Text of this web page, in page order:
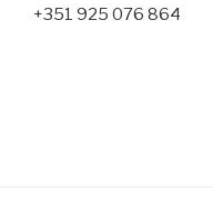
+351 925 076 864